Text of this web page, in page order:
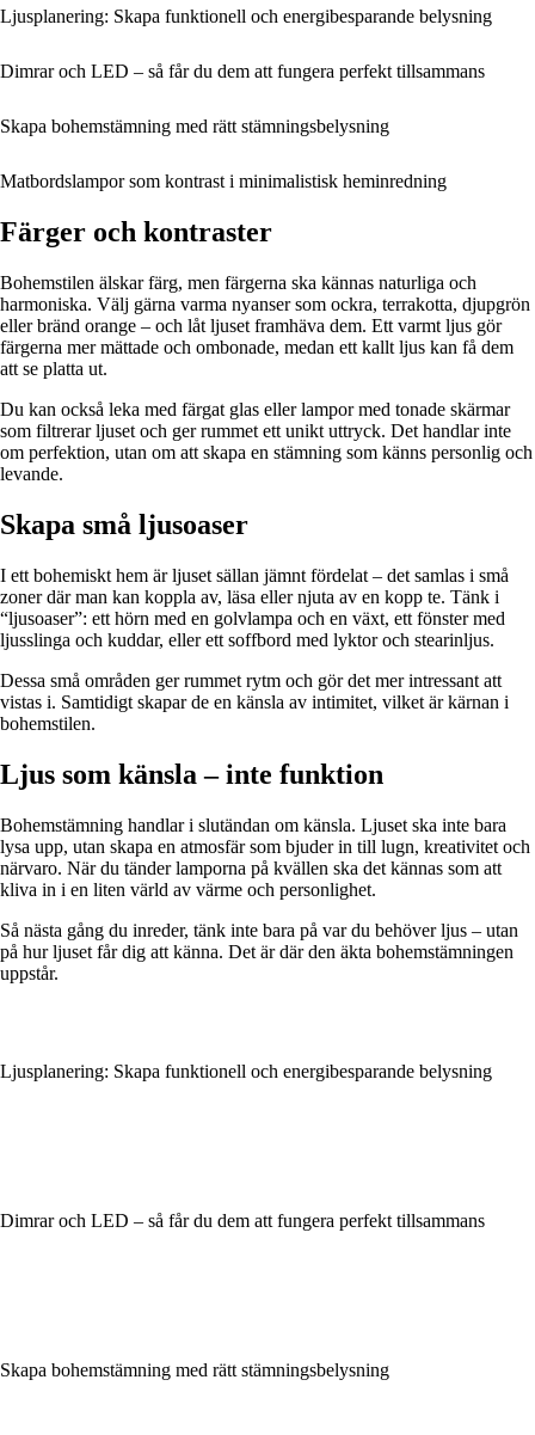
Ljusplanering: Skapa funktionell och energibesparande belysning
Dimrar och LED – så får du dem att fungera perfekt tillsammans
Skapa bohemstämning med rätt stämningsbelysning
Matbordslampor som kontrast i minimalistisk heminredning
Färger och kontraster
Bohemstilen älskar färg, men färgerna ska kännas naturliga och
harmoniska. Välj gärna varma nyanser som ockra, terrakotta, djupgrön
eller bränd orange – och låt ljuset framhäva dem. Ett varmt ljus gör
färgerna mer mättade och ombonade, medan ett kallt ljus kan få dem
att se platta ut.
Du kan också leka med färgat glas eller lampor med tonade skärmar
som filtrerar ljuset och ger rummet ett unikt uttryck. Det handlar inte
om perfektion, utan om att skapa en stämning som känns personlig och
levande.
Skapa små ljusoaser
I ett bohemiskt hem är ljuset sällan jämnt fördelat – det samlas i små
zoner där man kan koppla av, läsa eller njuta av en kopp te. Tänk i
“ljusoaser”: ett hörn med en golvlampa och en växt, ett fönster med
ljusslinga och kuddar, eller ett soffbord med lyktor och stearinljus.
Dessa små områden ger rummet rytm och gör det mer intressant att
vistas i. Samtidigt skapar de en känsla av intimitet, vilket är kärnan i
bohemstilen.
Ljus som känsla – inte funktion
Bohemstämning handlar i slutändan om känsla. Ljuset ska inte bara
lysa upp, utan skapa en atmosfär som bjuder in till lugn, kreativitet och
närvaro. När du tänder lamporna på kvällen ska det kännas som att
kliva in i en liten värld av värme och personlighet.
Så nästa gång du inreder, tänk inte bara på var du behöver ljus – utan
på hur ljuset får dig att känna. Det är där den äkta bohemstämningen
uppstår.
Ljusplanering: Skapa funktionell och energibesparande belysning
Dimrar och LED – så får du dem att fungera perfekt tillsammans
Skapa bohemstämning med rätt stämningsbelysning